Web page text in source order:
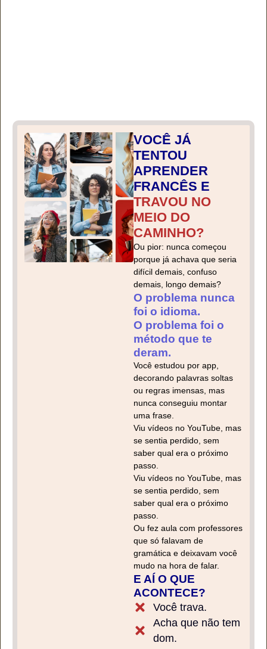
VOCÊ JÁ
TENTOU
APRENDER
FRANCÊS E
TRAVOU NO
MEIO DO
CAMINHO?
Ou pior: nunca começou
porque já achava que seria
difícil demais, confuso
demais, longo demais?
O problema nunca
foi o idioma.
O problema foi o
método que te
deram.
Você estudou por app,
decorando palavras soltas
ou regras imensas, mas
nunca conseguiu montar
uma frase.
Viu vídeos no YouTube, mas
se sentia perdido, sem
saber qual era o próximo
passo.
Viu vídeos no YouTube, mas
se sentia perdido, sem
saber qual era o próximo
passo.
Ou fez aula com professores
que só falavam de
gramática e deixavam você
mudo na hora de falar.
E AÍ O QUE
ACONTECE?
Você trava.
Acha que não tem
dom.